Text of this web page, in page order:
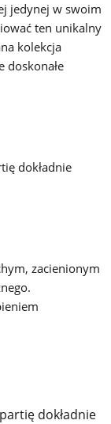
jedynej w swoim
ten unikalny
kolekcja
doskonałe
dokładnie
zacienionym
dokładnie